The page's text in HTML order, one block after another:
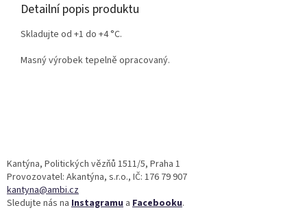
Detailní popis produktu
Skladujte od +1 do +4 °C.
Masný výrobek tepelně opracovaný.
Kantýna, Politických vězňů 1511/5, Praha 1
Provozovatel: Akantýna, s.r.o., IČ: 176 79 907
kantyna@ambi.cz
Sledujte nás na Instagramu a Facebooku.